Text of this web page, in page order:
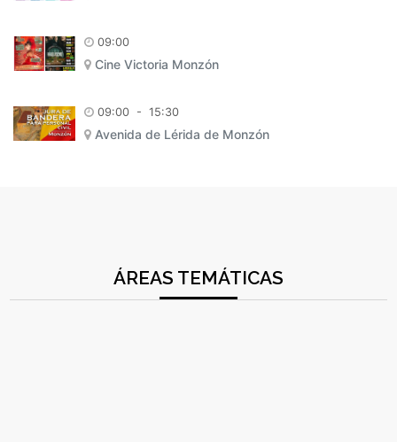
09:00
Cine Victoria Monzón
09:00 - 15:30
Avenida de Lérida de Monzón
ÁREAS TEMÁTICAS